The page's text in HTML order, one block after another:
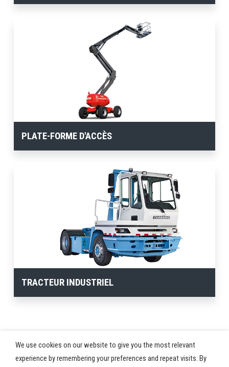
PLATE-FORME D'ACCÈS
TRACTEUR INDUSTRIEL
We use cookies on our website to give you the most relevant
experience by remembering your preferences and repeat visits. By